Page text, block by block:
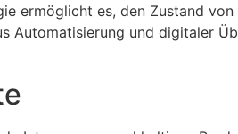
ermöglicht es, den Zustand
Automatisierung und digitaler